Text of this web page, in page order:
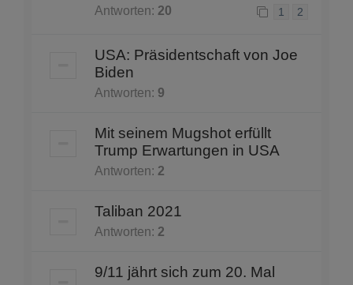
Antworten: 20 1 2
USA: Präsidentschaft von Joe
Biden
Antworten: 9
Mit seinem Mugshot erfüllt
Trump Erwartungen in USA
Antworten: 2
Taliban 2021
Antworten: 2
9/11 jährt sich zum 20. Mal